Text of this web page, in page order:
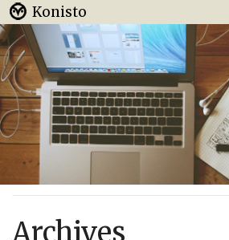
Konisto
Arbeit & Karriere
Internet
Urlaub & Reisen
Archives